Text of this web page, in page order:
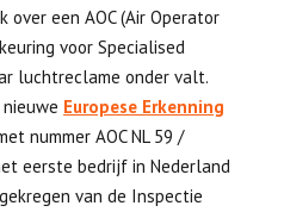
over een AOC (Air Operator
voor Specialised
luchtreclame onder valt.
Europese Erkenning
nummer AOC NL 59 /
eerste bedrijf in Nederland
van de Inspectie